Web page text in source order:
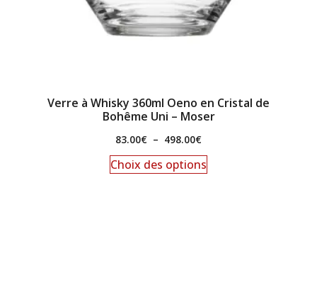
Verre à Whisky 360ml Oeno en Cristal de
Bohême Uni – Moser
83.00€ – 498.00€
Choix des options